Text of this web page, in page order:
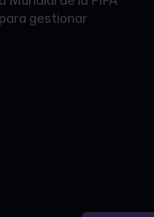
gestionar